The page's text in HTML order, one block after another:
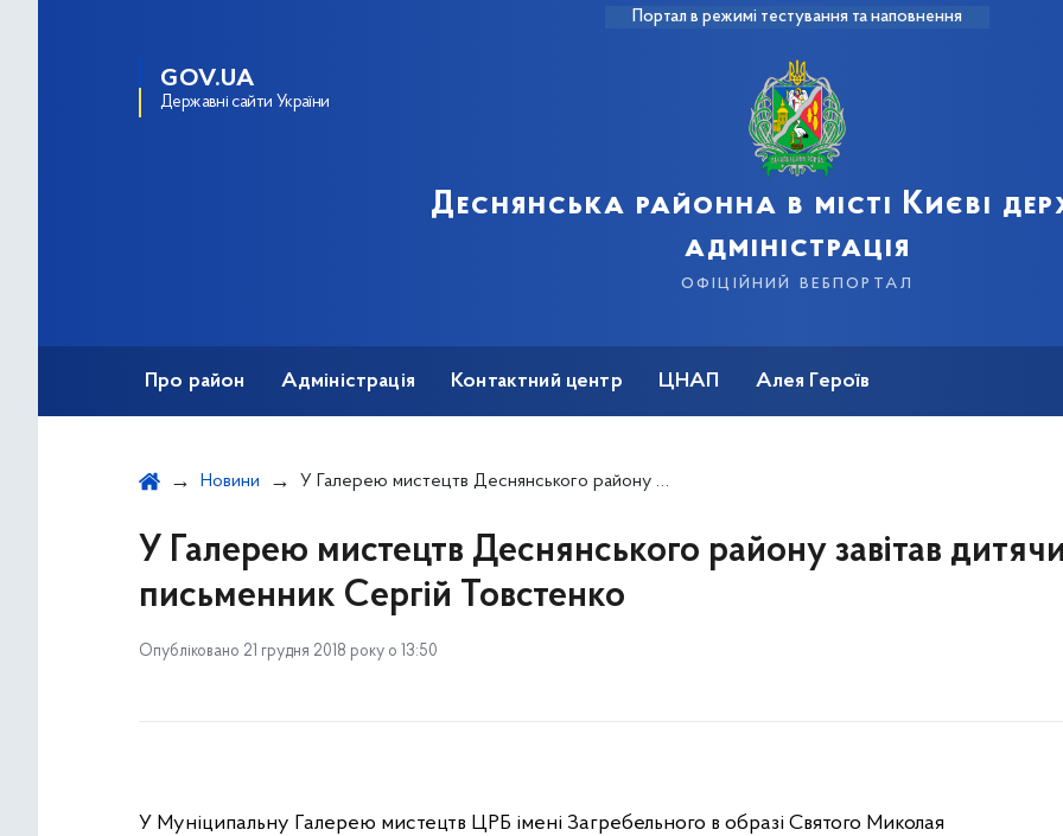
Портал в режимі тестування та наповнення
GOV.UA
Державні сайти України
Деснянська районна в місті Києві
адміністрація
офіційний вебпортал
Про район Адміністрація Контактний центр ЦНАП Алея Героїв
Новини У Галерею мистецтв Деснянського району завітав дитячий письменник Сергій Товстенко
У Галерею мистецтв Деснянського району завітав
письменник Сергій Товстенко
Опубліковано 21 грудня 2018 року о 13:50
У Муніципальну Галерею мистецтв ЦРБ імені Загребельного в образі Святого Миколая